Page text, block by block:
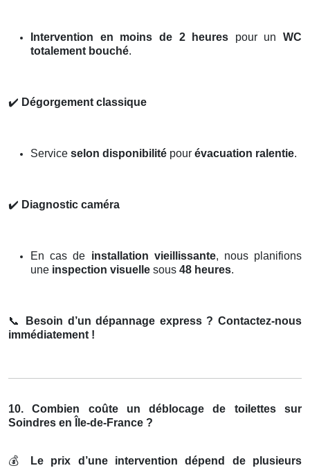
Intervention en moins de 2 heures pour un WC
totalement bouché.
✔️ Dégorgement classique
Service selon disponibilité pour évacuation ralentie.
✔️ Diagnostic caméra
En cas de installation vieillissante, nous planifions
une inspection visuelle sous 48 heures.
📞
Besoin d’un dépannage express ? Contactez-nous
immédiatement !
10. Combien coûte un déblocage de toilettes sur
Soindres en Île-de-France ?
💰
Le prix d’une intervention dépend de plusieurs